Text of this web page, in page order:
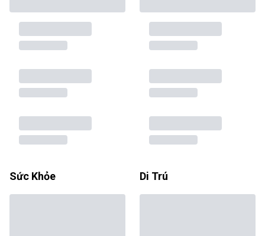
Sức Khỏe Di Trú